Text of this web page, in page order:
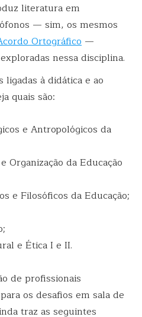
literatura em
— sim, os mesmos
Ortográfico —
nessa disciplina.
à didática e ao
quais são:
e Antropológicos da
Organização da Educação
e Filosóficos da Educação;
e Ética I e II.
de profissionais
os desafios em sala de
traz as seguintes